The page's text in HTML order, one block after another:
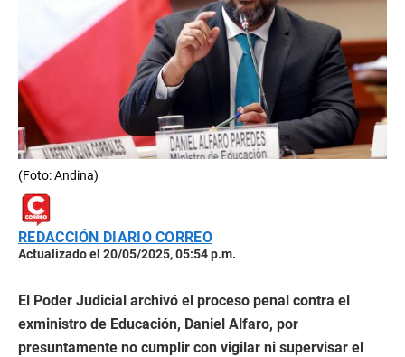
(Foto: Andina)
REDACCIÓN DIARIO CORREO
Actualizado el 20/05/2025, 05:54 p.m.
El Poder Judicial archivó el proceso penal contra el
exministro de Educación, Daniel Alfaro, por
presuntamente no cumplir con vigilar ni supervisar el